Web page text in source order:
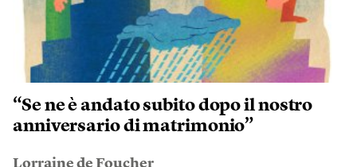
“Se ne è andato subito dopo il nostro
anniversario di matrimonio”
Lorraine de Foucher